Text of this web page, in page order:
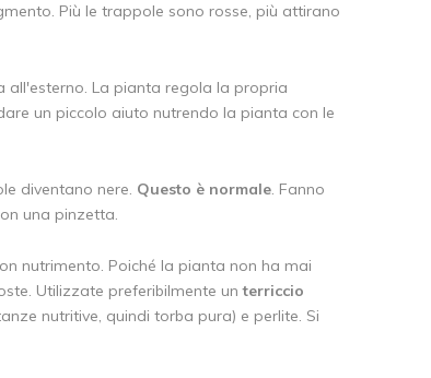
Più le trappole sono rosse, più attirano
all'esterno. La pianta regola la propria
un piccolo aiuto nutrendo la pianta con le
diventano nere. Questo è normale. Fanno
una pinzetta.
nutrimento. Poiché la pianta non ha mai
Utilizzate preferibilmente unterriccio
nutritive, quindi torba pura) e perlite. Si